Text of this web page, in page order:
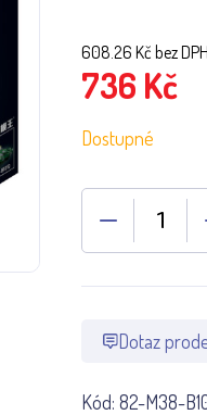
608.26 Kč bez
736 Kč
Dostupné
Dotaz
Kód: 82-M38-